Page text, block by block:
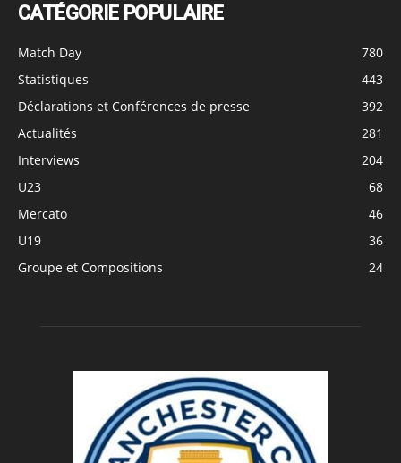
CATÉGORIE POPULAIRE
Match Day
780
Statistiques
443
Déclarations et Conférences de presse
392
Actualités
281
Interviews
204
U23
68
Mercato
46
U19
36
Groupe et Compositions
24